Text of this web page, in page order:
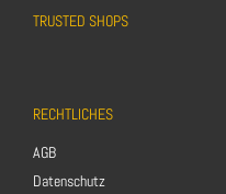
TRUSTED SHOPS
RECHTLICHES
AGB
Datenschutz